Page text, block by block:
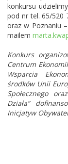
konkursu
pod nr tel. 65/520
oraz w Poznaniu
mailem
Konkurs
Centrum
Wsparcia
środków Unii
Społecznego
Działa”
Inicjatyw